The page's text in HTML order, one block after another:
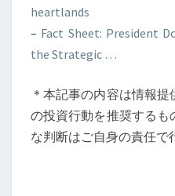
heartlands
– Fact Sheet: President
the Strategic …
＊本記事の内容は情報
の投資行動を推奨するも
な判断はご自身の責任で